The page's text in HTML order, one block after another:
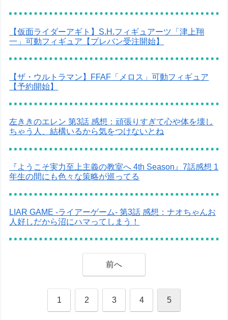
【仮面ライダーアギト】S.H.フィギュアーツ「津上翔
一」可動フィギュア【プレバン受注開始】
【ザ・ウルトラマン】FFAF「メロス」可動フィギュア
【予約開始】
左ききのエレン 第3話 感想：頑張りすぎて心や体を壊し
ちゃう人、結構いるから気をつけないとね
『ようこそ実力至上主義の教室へ 4th Season』7話感想 1
年生の間にも色々な策略が巡ってる
LIAR GAME -ライアーゲーム- 第3話 感想：ナオちゃんお
人好しだから沼にハマってしまう！
前へ
1 2 3 4 5